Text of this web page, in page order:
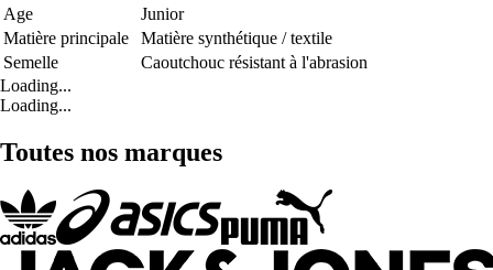
Age
Junior
Matière principale
Matière synthétique / textile
Semelle
Caoutchouc résistant à l'abrasion
Loading...
Loading...
Toutes nos marques